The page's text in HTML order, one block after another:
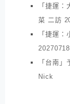
「捷運
菜 二訪
「捷運
「台南
Nick